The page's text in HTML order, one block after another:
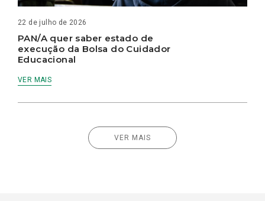
22 de julho de 2026
PAN/A quer saber estado de
execução da Bolsa do Cuidador
Educacional
VER MAIS
VER MAIS